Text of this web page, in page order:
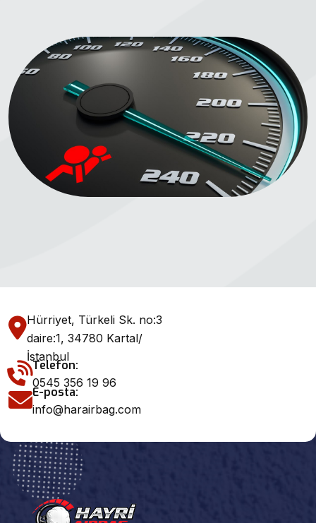
Hürriyet, Türkeli Sk. no:3
daire:1, 34780 Kartal/
İstanbul
Telefon:
0545 356 19 96
E-posta:
info@harairbag.com